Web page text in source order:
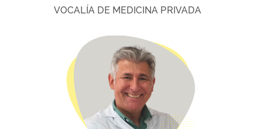
VOCALÍA DE MEDICINA PRIVADA